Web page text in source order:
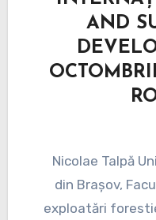
AND
Nicolae Talpă Universitatea Transilvania
din Brașov,
exploatări